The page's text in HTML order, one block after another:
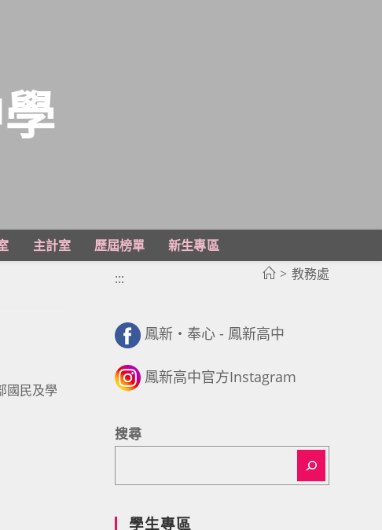
主計室 歷屆榜單
新生專區
> 教務處
國民及學
:::
鳳新・奉心 - 鳳新高中
鳳新高中官方Instagram
搜尋
學生專區